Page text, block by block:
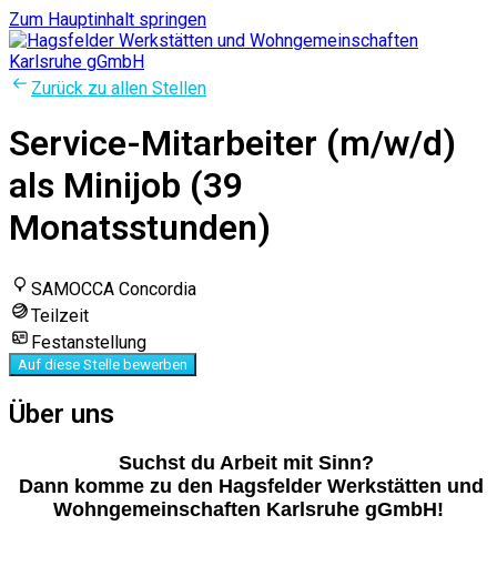
Zum Hauptinhalt springen
Zurück zu allen Stellen
Service-Mitarbeiter (m/w/d)
als Minijob (39
Monatsstunden)
SAMOCCA Concordia
Teilzeit
Festanstellung
Auf diese Stelle bewerben
Über uns
Suchst du Arbeit mit Sinn?
Dann komme zu den Hagsfelder Werkstätten und
Wohngemeinschaften Karlsruhe gGmbH!